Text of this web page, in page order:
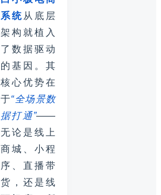
系统 从底层
架构就植入
了数据驱动
的基因。其
核心优势在
于“全场景数
据打通”——
无论是线上
商城、小程
序、直播带
货，还是线